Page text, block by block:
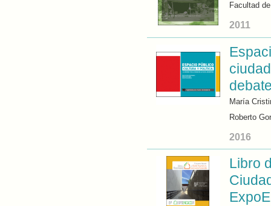
Facultad
2011
María
Roberto
2016
Libro